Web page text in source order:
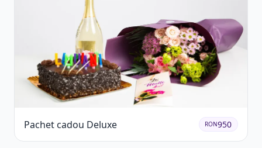
Pachet cadou Deluxe RON950